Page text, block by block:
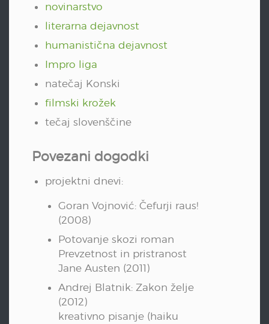
novinarstvo
literarna dejavnost
humanistična dejavnost
Impro liga
natečaj Konski
filmski krožek
tečaj slovenščine
Povezani dogodki
projektni dnevi:
Goran Vojnović: Čefurji raus!
(2008)
Potovanje skozi roman
Prevzetnost in pristranost
Jane Austen (2011)
Andrej Blatnik: Zakon želje
(2012)
kreativno pisanje (haiku